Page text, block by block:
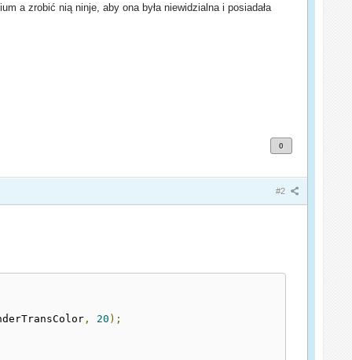
a zrobić nią ninje, aby ona była niewidzialna i posiadała
0
#2
, 20 );